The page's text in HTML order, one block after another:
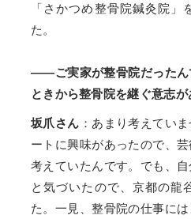
「さかつめ整骨院鍼灸院」
た。
——ご実家が整骨院だったん
ときから整骨院を継ぐ意志
坂爪さん ：あまり考えてい
ートに興味があったので、
考えていたんです。でも、
と気づいたので、京都の龍
た。一見、整骨院の仕事に